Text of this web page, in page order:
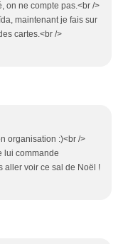
on ne compte pas.<br />
maintenant je fais sur
cartes.<br />
organisation :)<br />
lui commande
aller voir ce sal de Noël !